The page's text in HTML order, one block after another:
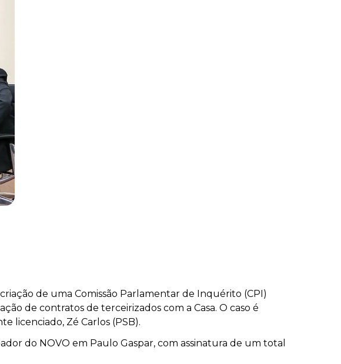
de uma Comissão Parlamentar de Inquérito (CPI)
de contratos de terceirizados com a Casa. O caso é
licenciado, Zé Carlos (PSB).
do NOVO em Paulo Gaspar, com assinatura de um total